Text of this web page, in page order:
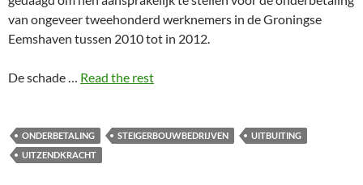
van ongeveer tweehonderd werknemers in de Groningse
Eemshaven tussen 2010 tot in 2012.
De schade … Read the rest
ONDERBETALING STEIGERBOUWBEDRIJVEN
UITBUITING
UITZENDKRACHT